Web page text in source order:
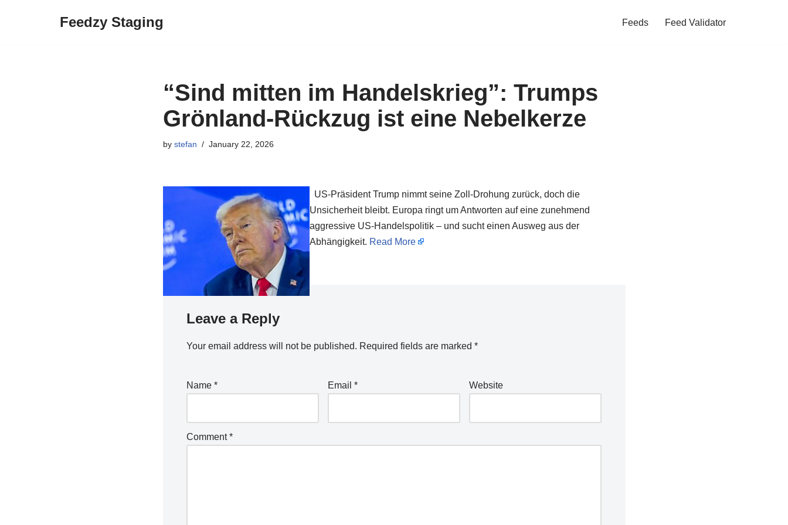
Feedzy Staging Feeds Feed Validator
“Sind mitten im Handelskrieg”: Trumps
Grönland-Rückzug ist eine Nebelkerze
by stefan January 22, 2026
US-Präsident Trump nimmt seine Zoll-Drohung zurück, doch die
Unsicherheit bleibt. Europa ringt um Antworten auf eine zunehmend
aggressive US-Handelspolitik – und sucht einen Ausweg aus der
Abhängigkeit. Read More
Leave a Reply
Your email address will not be published. Required fields are marked *
Name * Email * Website
Comment*